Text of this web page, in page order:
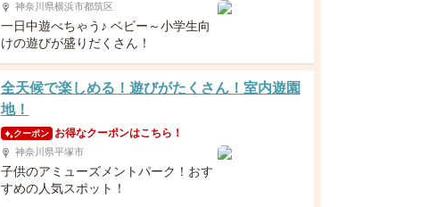
神奈川県横浜市都筑区
一日中遊べちゃう♪ ベビー～小学生向
けの遊びが盛りだくさん！
全天候で楽しめる！遊びがたくさん！室内遊園
地！
クーポン お得なクーポンはこちら！
神奈川県平塚市
子供のアミューズメントパーク！おす
すめの人気スポット！